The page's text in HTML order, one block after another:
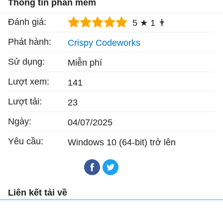
Thông tin phần mềm
Đánh giá:
5 ★ 1 👨
Phát hành:
Crispy Codeworks
Sử dụng:
Miễn phí
Lượt xem:
141
Lượt tải:
23
Ngày:
04/07/2025
Yêu cầu:
Windows 10 (64-bit) trở lên
Liên kết tải về